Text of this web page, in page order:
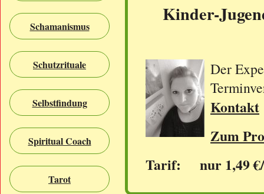
Schamanismus
Schutzrituale
Selbstfindung
Spiritual Coach
Tarot
Kinder-
Der
Kontakt
Zum
Tarif: nur 1,49